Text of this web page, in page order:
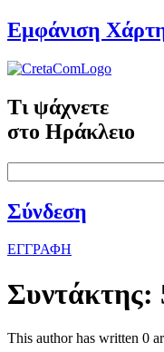
Εμφάνιση
Τι ψάχνετε
στο Ηράκλειο
Σύνδεση
ΕΓΓΡΑΦΗ
Συντάκτης:
This author has written 0